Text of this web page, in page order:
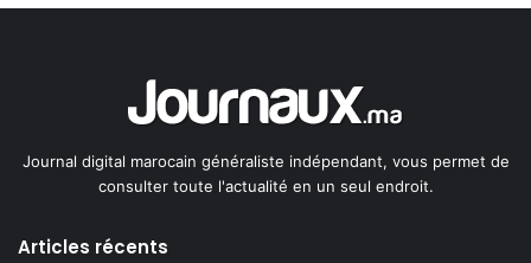
Journal digital marocain généraliste indépendant, vous permet de
consulter toute l'actualité en un seul endroit.
Articles récents